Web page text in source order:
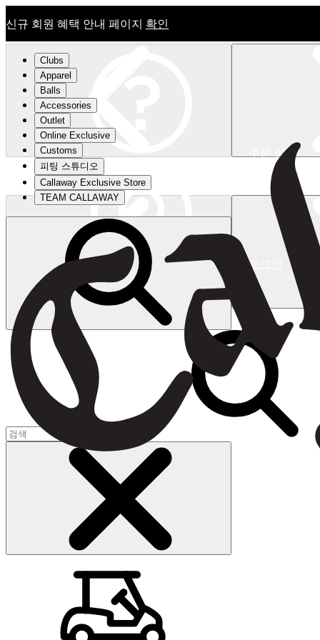
신규 회원 혜택 안내 페이지 확인
신규 회원 혜택 안내 페이지확인
주문 상태
로그인
장바구니
Clubs
Apparel
Balls
Accessories
Outlet
Online Exclusive
Customs
피팅 스튜디오
Callaway Exclusive Store
TEAM CALLAWAY